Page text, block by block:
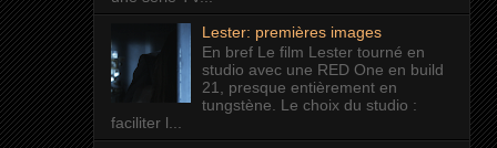
Lester: premières images
En bref Le film Lester tourné en
studio avec une RED One en build
21, presque entièrement en
tungstène. Le choix du studio :
faciliter l...